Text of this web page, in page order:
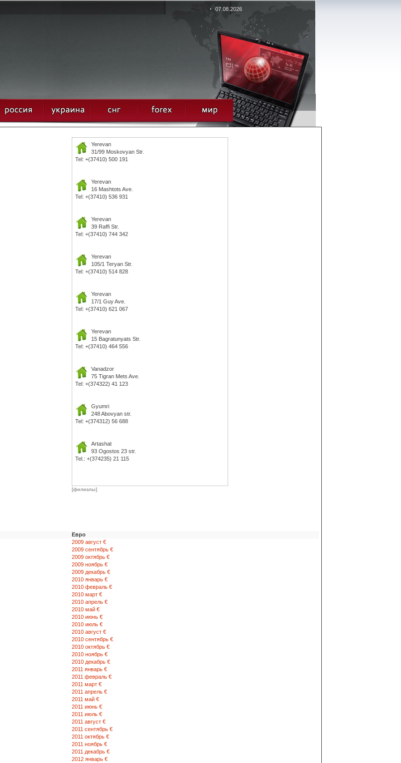
07.08.2026
Yerevan
31/99 Moskovyan Str.
Tel: +(37410) 500 191
Yerevan
16 Mashtots Ave.
Tel: +(37410) 536 931
Yerevan
39 Raffi Str.
Tel: +(37410) 744 342
Yerevan
105/1 Teryan Str.
Tel: +(37410) 514 828
Yerevan
17/1 Guy Ave.
Tel: +(37410) 621 067
Yerevan
15 Bagratunyats Str.
Tel: +(37410) 464 556
Vanadzor
75 Tigran Mets Ave.
Tel: +(374322) 41 123
Gyumri
248 Abovyan str.
Tel: +(374312) 56 688
Artashat
93 Ogostos 23 str.
Tel.: +(374235) 21 115
[филиалы]
Евро
2009 август €
2009 сентябрь €
2009 октябрь €
2009 ноябрь €
2009 декабрь €
2010 январь €
2010 февраль €
2010 март €
2010 апрель €
2010 май €
2010 июнь €
2010 июль €
2010 август €
2010 сентябрь €
2010 октябрь €
2010 ноябрь €
2010 декабрь €
2011 январь €
2011 февраль €
2011 март €
2011 апрель €
2011 май €
2011 июнь €
2011 июль €
2011 август €
2011 сентябрь €
2011 октябрь €
2011 ноябрь €
2011 декабрь €
2012 январь €